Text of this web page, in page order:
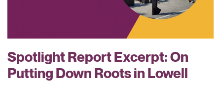
Spotlight Report Excerpt: On
Putting Down Roots in Lowell